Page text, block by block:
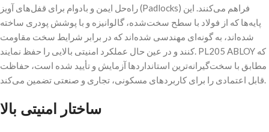
راه‌حل ایمن و بادوام برای قفل‌های آویز (Padlocks) فراهم می‌کنند. این
پایه‌ها که از فولاد با سطح سخت‌شده، گالوانیزه و با پوشش پودری ساخته
شده‌اند، به گونه‌ای مهندسی شده‌اند که در برابر شرایط سخت مقاومت
کنند و در عین حال عملکرد امنیتی بالایی را حفظ نمایند. PL205 ABLOY که
مطابق با سخت‌گیرانه‌ترین استانداردها آزمایش و تأیید شده است، حفاظت
قابل اعتمادی را برای کاربردهای مسکونی، تجاری و صنعتی تضمین می‌کند.
ساختار امنیتی بالا